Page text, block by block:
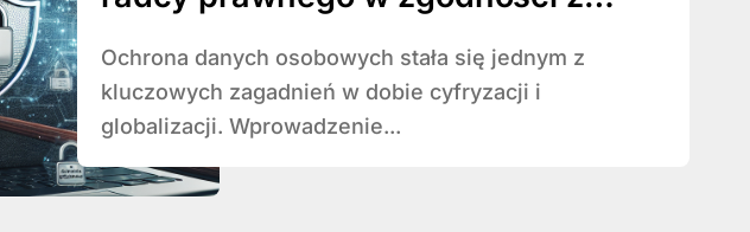
Ochrona danych osobowych stała się jednym z
kluczowych zagadnień w dobie cyfryzacji i
globalizacji. Wprowadzenie...